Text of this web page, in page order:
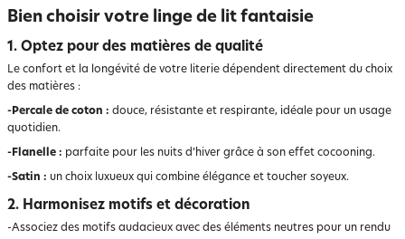
Bien choisir votre linge de lit fantaisie
1. Optez pour des matières de qualité
Le confort et la longévité de votre literie dépendent directement du choix
des matières :
-Percale de coton : douce, résistante et respirante, idéale pour un usage
quotidien.
-Flanelle : parfaite pour les nuits d’hiver grâce à son effet cocooning.
-Satin : un choix luxueux qui combine élégance et toucher soyeux.
2. Harmonisez motifs et décoration
-Associez des motifs audacieux avec des éléments neutres pour un rendu